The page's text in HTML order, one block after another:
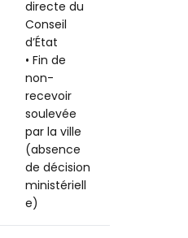
directe du
Conseil
d’État
• Fin de
non-
recevoir
soulevée
par la ville
(absence
de décision
ministériell
e)